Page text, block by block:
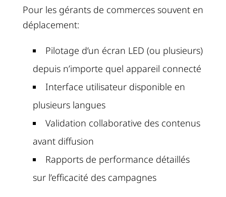
Pour les gérants de commerces souvent en
déplacement:
Pilotage d’un écran LED (ou plusieurs)
depuis n’importe quel appareil connecté
Interface utilisateur disponible en
plusieurs langues
Validation collaborative des contenus
avant diffusion
Rapports de performance détaillés
sur l’efficacité des campagnes